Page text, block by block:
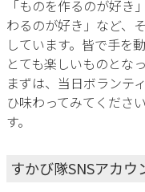
「ものを作るのが好
わるのが好き」など、
しています。皆で手を
とても楽しいものとなっ
まずは、当日ボランテ
ひ味わってみてくださ
す。
すかび隊SNSアカウ